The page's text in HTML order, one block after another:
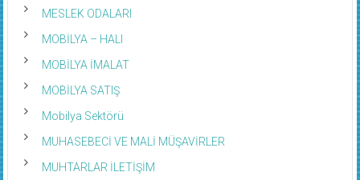
MESLEK ODALARI
MOBİLYA – HALI
MOBİLYA İMALAT
MOBİLYA SATIŞ
Mobilya Sektörü
MUHASEBECİ VE MALİ MÜŞAVİRLER
MUHTARLAR İLETİŞİM